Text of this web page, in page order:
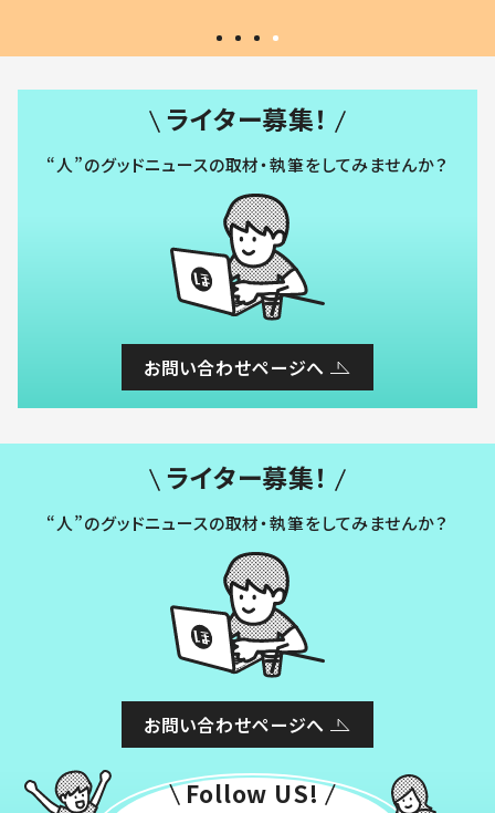
ライター募集！
“人”のグッドニュースの取材・執筆をしてみませんか？
お問い合わせページへ
ライター募集！
“人”のグッドニュースの取材・執筆をしてみませんか？
お問い合わせページへ
Follow US!